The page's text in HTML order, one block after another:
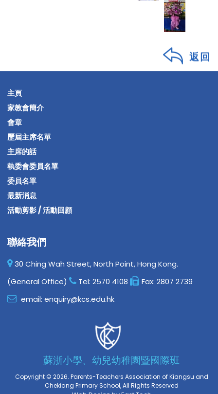
返回
主頁
家教會簡介
會章
歷屆主席名單
主席的話
執委會委員名單
委員名單
最新消息
活動剪影 / 活動回顧
聯絡我們
30 Ching Wah Street, North Point, Hong Kong.
(General Office)
Tel: 2570 4108 Fax: 2807 2739
email: enquiry@kcs.edu.hk
蘇浙小學、幼兒幼稚園暨國際班
Copyright © 2026. Parents-Teachers Association of Kiangsu and
Chekiang Primary School, All Rights Reserved